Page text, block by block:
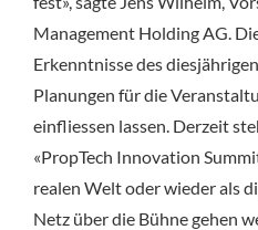
Management Holding AG.
Erkenntnisse des
Planungen für die
einfliessen lassen. Derzeit
«PropTech Innovation
realen Welt oder wieder als
Netz über die Bühne gehen